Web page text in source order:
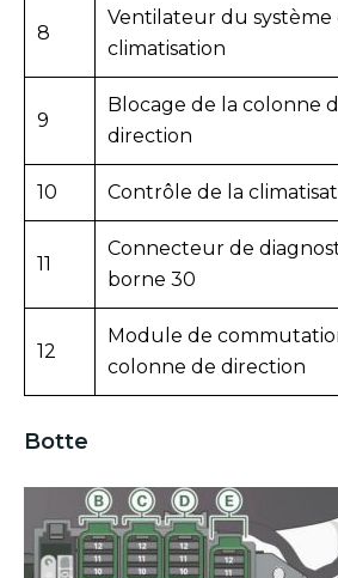
8
Ventilateur du système
climatisation
9
Blocage de la colonne
direction
10 Contrôle de la
11
Connecteur de
borne 30
12
Module de
colonne de direction
Botte